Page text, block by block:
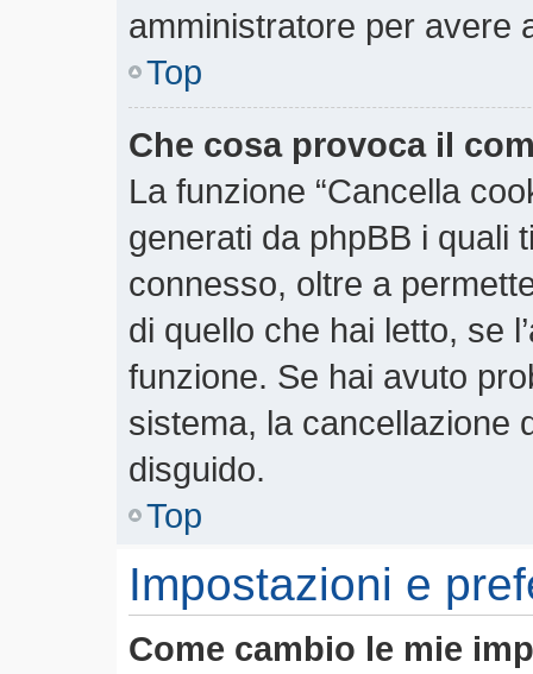
amministratore per avere
Top
Che cosa provoca il
La funzione “Cancella
generati da phpBB i quali
connesso, oltre a
di quello che hai letto, se
funzione. Se hai avuto
sistema, la cancellazione
disguido.
Top
Impostazioni e
Come cambio le mie